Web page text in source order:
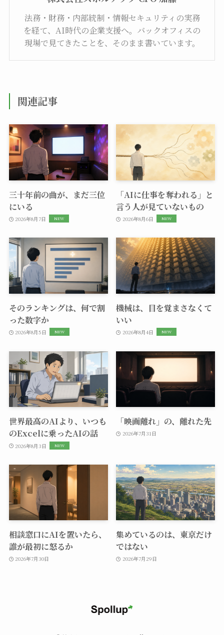
法務・財務・内部統制・情報セキュリティの実務
を経て、AI時代の企業支援へ。バックオフィスの
現場で見てきたことを、そのまま書いています。
関連記事
三十年前の曲が、まだ三位
にいる
2026年8月7日
「AIに仕事を奪われる」と
言う人が見ていないもの
2026年8月6日
そのランキングは、何で割
った数字か
2026年8月5日
機械は、目を覚まさなくて
いい
2026年8月4日
世界最高のAIより、いつも
のExcelに乗ったAIの話
2026年8月3日
「映画離れ」の、離れた先
2026年7月31日
相談窓口にAIを置いたら、
誰が最初に怒るか
2026年7月30日
集めているのは、東京だけ
ではない
2026年7月29日